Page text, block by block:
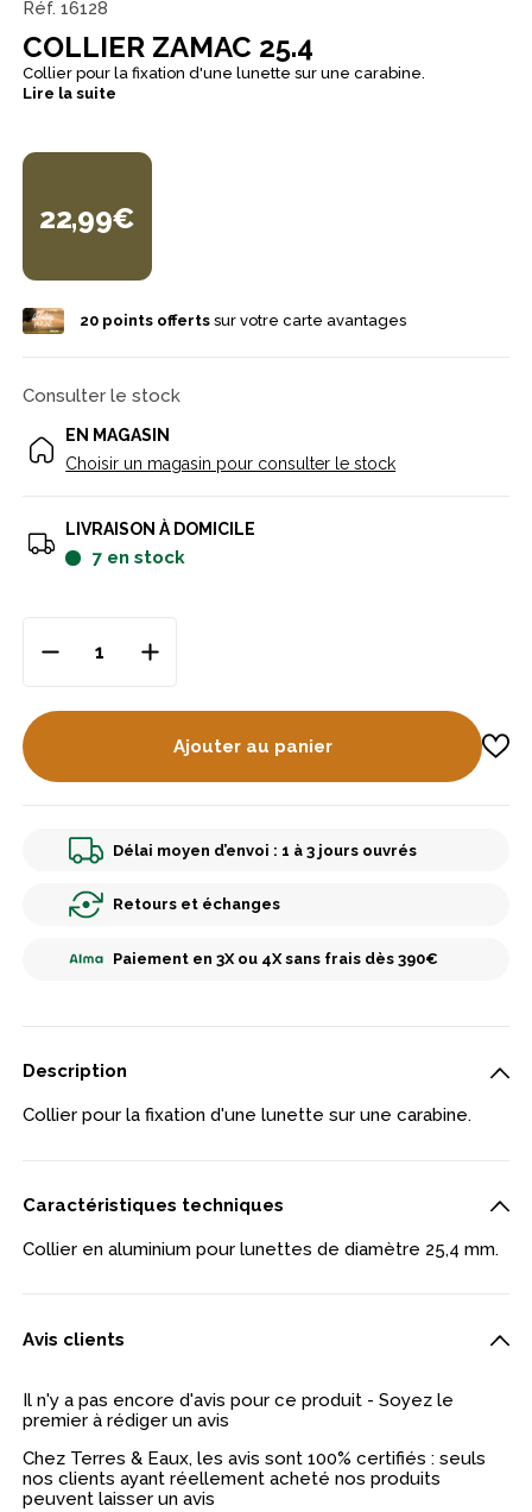
Réf. 16128
COLLIER ZAMAC 25.4
Collier pour la fixation d'une lunette sur une carabine.
Lire la suite
22,99€
20points offertssur votre carte avantages
Consulter le stock
EN MAGASIN
Choisir un magasin pour consulter le stock
LIVRAISON À DOMICILE
7 en stock
Ajouter au panier
Délai moyen d’envoi : 1 à 3 jours ouvrés
Retours et échanges
Paiement en 3X ou 4X sans frais dès 390€
Description
Collier pour la fixation d'une lunette sur une carabine.
Caractéristiques techniques
Collier en aluminium pour lunettes de diamètre 25,4 mm.
Avis clients
Il n'y a pas encore d'avis pour ce produit - Soyez le
premier à rédiger un avis
Chez Terres & Eaux, les avis sont 100% certifiés : seuls
nos clients ayant réellement acheté nos produits
peuvent laisser un avis